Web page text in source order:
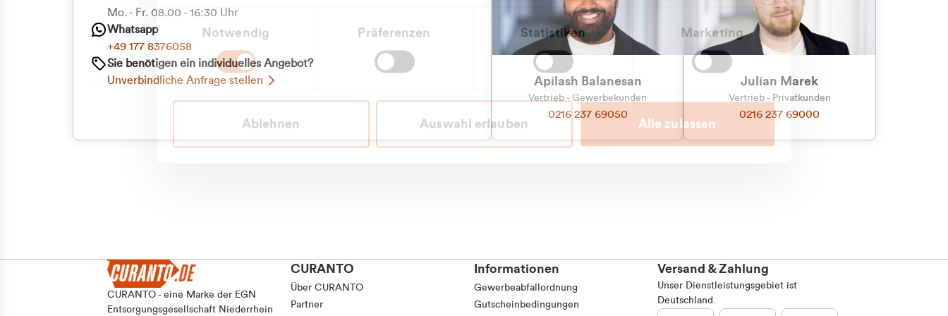
Einwilligungsauswahl
Notwendig Präferenzen Statistiken Marketing
Ablehnen Auswahl erlauben Alle zulassen
Geschäftskunde (exkl. MwSt.)
Mo. - Fr. 08.00 - 16:30 Uhr
Whatsapp
+49 177 8376058
Sie benötigen ein individuelles Angebot?
Unverbindliche Anfrage stellen
Apilash Balanesan
Vertrieb - Gewerbekunden
0216 237 69050
Julian Marek
Vertrieb - Privatkunden
0216 237 69000
CURANTO - eine Marke der EGN
Entsorgungsgesellschaft Niederrhein
CURANTO
Über CURANTO
Partner
Informationen
Gewerbeabfallordnung
Gutscheinbedingungen
Versand & Zahlung
Unser Dienstleistungsgebiet ist
Deutschland.